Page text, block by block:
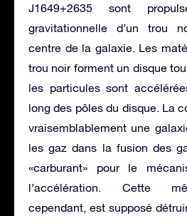
J1649+2635 sont
gravitationnelle d’un trou
centre de la galaxie. Les
trou noir forment un disque
les particules sont
long des pôles du disque. La
vraisemblablement une
les gaz dans la fusion des
«carburant» pour le
l’accélération. Cette
cependant, est supposé